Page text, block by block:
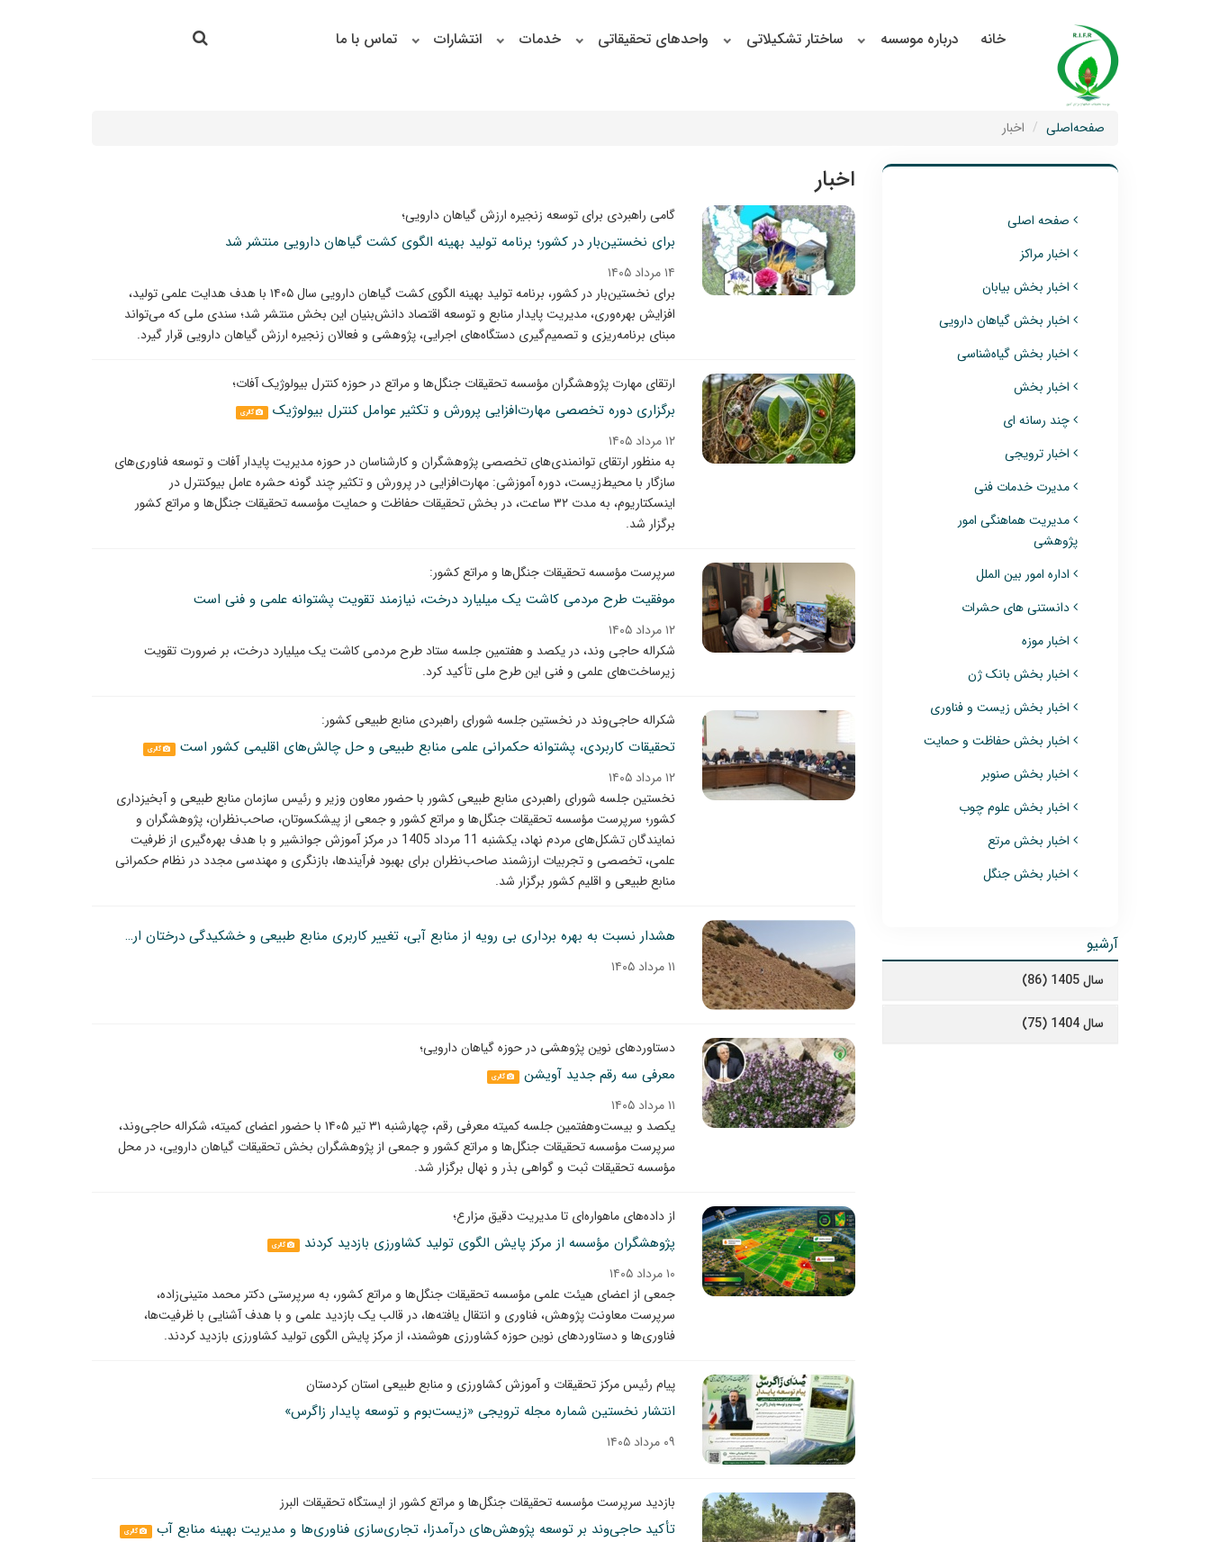
خانه درباره موسسه ساختار تشکیلاتی واحدهای تحقیقاتی خدمات انتشارات تماس با ما جستجو
صفحه‌اصلی اخبار
اخبار
گامی راهبردی برای توسعه زنجیره ارزش گیاهان دارویی؛
برای نخستین‌بار در کشور؛ برنامه تولید بهینه الگوی کشت گیاهان دارویی منتشر شد
۱۴ مرداد ۱۴۰۵
برای نخستین‌بار در کشور، برنامه تولید بهینه الگوی کشت گیاهان دارویی سال ۱۴۰۵ با هدف هدایت علمی تولید،
افزایش بهره‌وری، مدیریت پایدار منابع و توسعه اقتصاد دانش‌بنیان این بخش منتشر شد؛ سندی ملی که می‌تواند
مبنای برنامه‌ریزی و تصمیم‌گیری دستگاه‌های اجرایی، پژوهشی و فعالان زنجیره ارزش گیاهان دارویی قرار گیرد.
ارتقای مهارت پژوهشگران مؤسسه تحقیقات جنگل‌ها و مراتع در حوزه کنترل بیولوژیک آفات؛
برگزاری دوره تخصصی مهارت‌افزایی پرورش و تکثیر عوامل کنترل بیولوژیک گالری
۱۲ مرداد ۱۴۰۵
به منظور ارتقای توانمندی‌های تخصصی پژوهشگران و کارشناسان در حوزه مدیریت پایدار آفات و توسعه فناوری‌های
سازگار با محیط‌زیست، دوره آموزشی: مهارت‌افزایی در پرورش و تکثیر چند گونه حشره عامل بیوکنترل در
اینسکتاریوم، به مدت ۳۲ ساعت، در بخش تحقیقات حفاظت و حمایت مؤسسه تحقیقات جنگل‌ها و مراتع کشور
برگزار شد.
سرپرست مؤسسه تحقیقات جنگل‌ها و مراتع کشور:
موفقیت طرح مردمی کاشت یک میلیارد درخت، نیازمند تقویت پشتوانه علمی و فنی است
۱۲ مرداد ۱۴۰۵
شکراله حاجی وند، در یکصد و هفتمین جلسه ستاد طرح مردمی کاشت یک میلیارد درخت، بر ضرورت تقویت
زیرساخت‌های علمی و فنی این طرح ملی تأکید کرد.
شکراله حاجی‌وند در نخستین جلسه شورای راهبردی منابع طبیعی کشور:
تحقیقات کاربردی، پشتوانه حکمرانی علمی منابع طبیعی و حل چالش‌های اقلیمی کشور است گالری
۱۲ مرداد ۱۴۰۵
نخستین جلسه شورای راهبردی منابع طبیعی کشور با حضور معاون وزیر و رئیس سازمان منابع طبیعی و آبخیزداری
کشور؛ سرپرست مؤسسه تحقیقات جنگل‌ها و مراتع کشور و جمعی از پیشکسوتان، صاحب‌نظران، پژوهشگران و
نمایندگان تشکل‌های مردم نهاد، یکشنبه 11 مرداد 1405 در مرکز آموزش جوانشیر و با هدف بهره‌گیری از ظرفیت
علمی، تخصصی و تجربیات ارزشمند صاحب‌نظران برای بهبود فرآیندها، بازنگری و مهندسی مجدد در نظام حکمرانی
منابع طبیعی و اقلیم کشور برگزار شد.
هشدار نسبت به بهره برداری بی رویه از منابع آبی، تغییر کاربری منابع طبیعی و خشکیدگی درختان ارس در دماوند
۱۱ مرداد ۱۴۰۵
دستاوردهای نوین پژوهشی در حوزه گیاهان دارویی؛
معرفی سه رقم جدید آویشن گالری
۱۱ مرداد ۱۴۰۵
یکصد و بیست‌وهفتمین جلسه کمیته معرفی رقم، چهارشنبه ۳۱ تیر ۱۴۰۵ با حضور اعضای کمیته، شکراله حاجی‌وند،
سرپرست مؤسسه تحقیقات جنگل‌ها و مراتع کشور و جمعی از پژوهشگران بخش تحقیقات گیاهان دارویی، در محل
مؤسسه تحقیقات ثبت و گواهی بذر و نهال برگزار شد.
از داده‌های ماهواره‌ای تا مدیریت دقیق مزارع؛
پژوهشگران مؤسسه از مرکز پایش الگوی تولید کشاورزی بازدید کردند گالری
۱۰ مرداد ۱۴۰۵
جمعی از اعضای هیئت علمی مؤسسه تحقیقات جنگل‌ها و مراتع کشور، به سرپرستی دکتر محمد متینی‌زاده،
سرپرست معاونت پژوهش، فناوری و انتقال یافته‌ها، در قالب یک بازدید علمی و با هدف آشنایی با ظرفیت‌ها،
فناوری‌ها و دستاوردهای نوین حوزه کشاورزی هوشمند، از مرکز پایش الگوی تولید کشاورزی بازدید کردند.
پیام رئیس مرکز تحقیقات و آموزش کشاورزی و منابع طبیعی استان کردستان
انتشار نخستین شماره مجله ترویجی «زیست‌بوم و توسعه پایدار زاگرس»
۰۹ مرداد ۱۴۰۵
بازدید سرپرست مؤسسه تحقیقات جنگل‌ها و مراتع کشور از ایستگاه تحقیقات البرز
تأکید حاجی‌وند بر توسعه پژوهش‌های درآمدزا، تجاری‌سازی فناوری‌ها و مدیریت بهینه منابع آب گالری
صفحه اصلی
اخبار مراکز
اخبار بخش بیابان
اخبار بخش گیاهان دارویی
اخبار بخش گیاه‌شناسی
اخبار بخش
چند رسانه ای
اخبار ترویجی
مدیرت خدمات فنی
مدیریت هماهنگی امور
پژوهشی
اداره امور بین الملل
دانستنی های حشرات
اخبار موزه
اخبار بخش بانک ژن
اخبار بخش زیست و فناوری
اخبار بخش حفاظت و حمایت
اخبار بخش صنوبر
اخبار بخش علوم چوب
اخبار بخش مرتع
اخبار بخش جنگل
آرشیو
سال 1405 (86)
سال 1404 (75)